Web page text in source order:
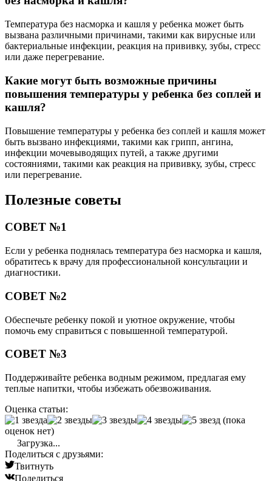
Температура без насморка и кашля у ребенка может быть
вызвана различными причинами, такими как вирусные или
бактериальные инфекции, реакция на прививку, зубы, стресс
или даже перегревание.
Какие могут быть возможные причины
повышения температуры у ребенка без соплей и
кашля?
Повышение температуры у ребенка без соплей и кашля может
быть вызвано инфекциями, такими как грипп, ангина,
инфекции мочевыводящих путей, а также другими
состояниями, такими как реакция на прививку, зубы, стресс
или перегревание.
Полезные советы
СОВЕТ №1
Если у ребенка поднялась температура без насморка и кашля,
обратитесь к врачу для профессиональной консультации и
диагностики.
СОВЕТ №2
Обеспечьте ребенку покой и уютное окружение, чтобы
помочь ему справиться с повышенной температурой.
СОВЕТ №3
Поддерживайте ребенка водным режимом, предлагая ему
теплые напитки, чтобы избежать обезвоживания.
Оценка статьи:
(пока
оценок нет)
Загрузка...
Поделиться с друзьями:
Твитнуть
Поделиться